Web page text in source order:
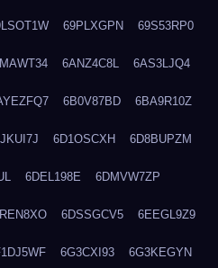
69PLXGPN 69S53RP0
6ANZ4C8L 6AS3LJQ4
6B0V87BD 6BA9R10Z
6D1OSCXH 6D8BUPZM
6DEL198E 6DMVW7ZP
6DSSGCV5 6EEGL9Z9
6G3CXI93 6G3KEGYN